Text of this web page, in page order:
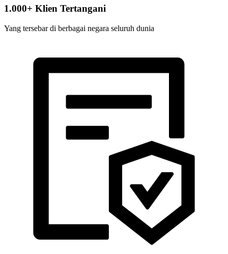
1.000+ Klien Tertangani
Yang tersebar di berbagai negara seluruh dunia